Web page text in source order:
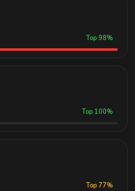
Top 98%
Top 100%
Top 77%